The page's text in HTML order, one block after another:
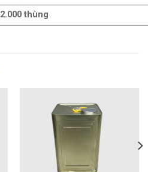
2.000 thùng